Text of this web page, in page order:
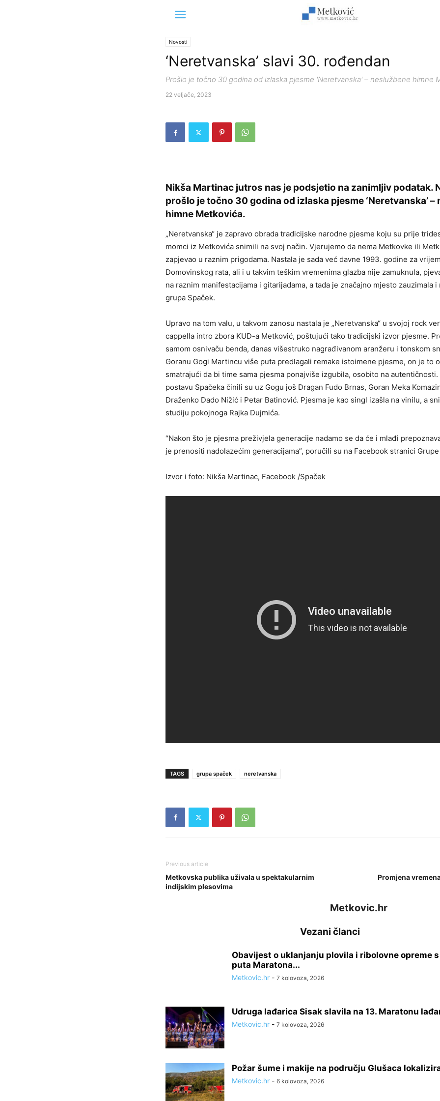
Novosti
‘Neretvanska’ slavi 30. rođendan
Prošlo je točno 30 godina od izlaska pjesme 'Neretvanska' – neslužbene himne
22 veljače, 2023
Nikša Martinac jutros nas je podsjetio na zanimljiv podatak.
prošlo je točno 30 godina od izlaska pjesme ‘Neretvanska’ –
himne Metkovića.
„Neretvanska“ je zapravo obrada tradicijske narodne pjesme koju su prije
momci iz Metkovića snimili na svoj način. Vjerujemo da nema Metkovke ili
zapjevao u raznim prigodama. Nastala je sada već davne 1993. godine za
Domovinskog rata, ali i u takvim teškim vremenima glazba nije zamuknula,
na raznim manifestacijama i gitarijadama, a tada je značajno mjesto zauzimala i
grupa Spaček.
Upravo na tom valu, u takvom zanosu nastala je „Neretvanska“ u svojoj rock
cappella intro zbora KUD-a Metković, poštujući tako tradicijski izvor pjesme.
samom osnivaču benda, danas višestruko nagrađivanom aranžeru i tonskom
Goranu Gogi Martincu više puta predlagali remake istoimene pjesme, on je to
smatrajući da bi time sama pjesma ponajviše izgubila, osobito na autentičnosti.
postavu Spačeka činili su uz Gogu još Dragan Fudo Brnas, Goran Meka
Draženko Dado Nižić i Petar Batinović. Pjesma je kao singl izašla na vinilu, a
studiju pokojnoga Rajka Dujmića.
“Nakon što je pjesma preživjela generacije nadamo se da će i mlađi
je prenositi nadolazećim generacijama”, poručili su na Facebook stranici Grupe
Izvor i foto: Nikša Martinac, Facebook /Spaček
TAGS grupa spaček neretvanska
Previous article
Metkovska publika uživala u spektakularnim
indijskim plesovima
Promjena
Metkovic.hr
Vezani članci
Obavijest o uklanjanju plovila i ribolovne opreme
puta Maratona...
Metkovic.hr - 7 kolovoza, 2026
Udruga lađarica Sisak slavila na 13. Maratonu
Metkovic.hr - 7 kolovoza, 2026
Požar šume i makije na području Glušaca
Metkovic.hr - 6 kolovoza, 2026